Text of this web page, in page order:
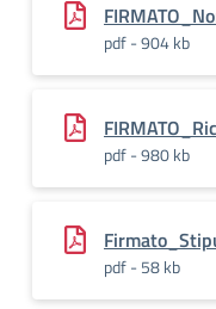
pdf - 904 kb
pdf - 980 kb
pdf - 58 kb